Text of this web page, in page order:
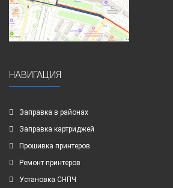
НАВИГАЦИЯ
Заправка в районах
Заправка картриджей
Прошивка принтеров
Ремонт принтеров
Установка СНПЧ